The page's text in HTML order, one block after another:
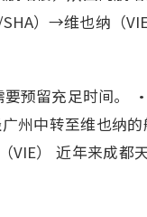
）→维也纳（
要预留充足时间
广州中转至维也纳
） 近年来成都